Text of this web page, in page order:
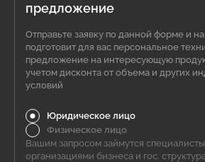
предложение
Отправьте заявку по данной форме и
подготовит для вас персональное
предложение на интересующую
учетом дисконта от объема и других
условий
Юридическое лицо
Физическое лицо
Вашим запросом займутся
организациями бизнеса и гос.